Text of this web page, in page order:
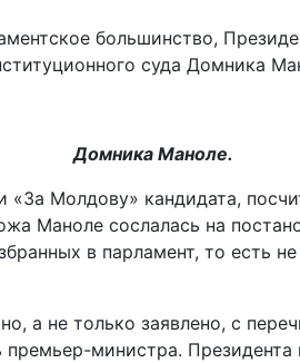
большинство,
суда Домника
Домника Маноле.
«За Молдову» кандидата,
Маноле сослалась на
в парламент, то есть
не только заявлено, с
министра.